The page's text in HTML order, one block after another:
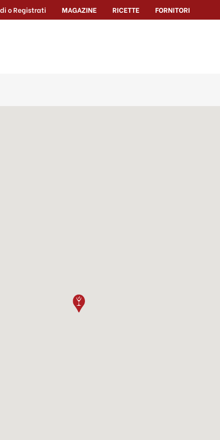
o Registrati MAGAZINE RICETTE FORNITORI